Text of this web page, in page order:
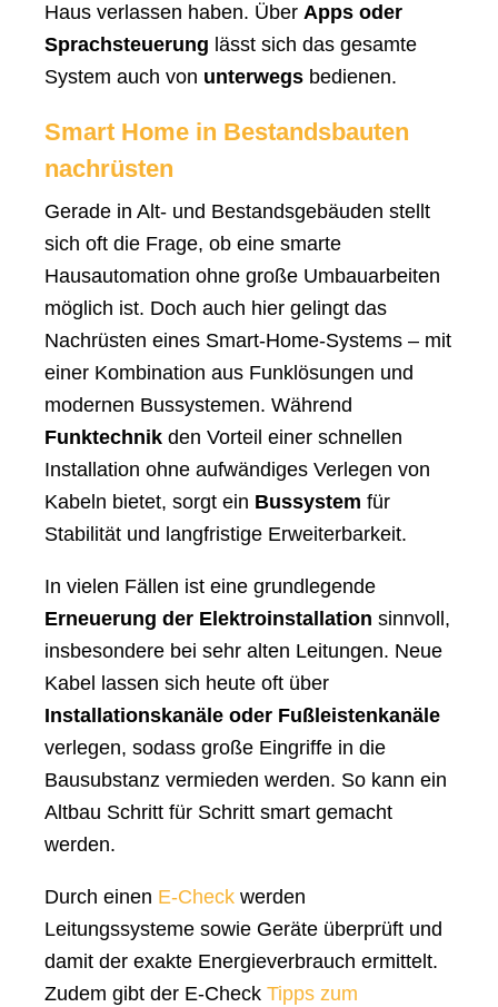
Haus verlassen haben. Über Apps oder
Sprachsteuerung lässt sich das gesamte
System auch von unterwegs bedienen.
Smart Home in Bestandsbauten
nachrüsten
Gerade in Alt- und Bestandsgebäuden stellt
sich oft die Frage, ob eine smarte
Hausautomation ohne große Umbauarbeiten
möglich ist. Doch auch hier gelingt das
Nachrüsten eines Smart-Home-Systems – mit
einer Kombination aus Funklösungen und
modernen Bussystemen. Während
Funktechnik den Vorteil einer schnellen
Installation ohne aufwändiges Verlegen von
Kabeln bietet, sorgt ein Bussystem für
Stabilität und langfristige Erweiterbarkeit.
In vielen Fällen ist eine grundlegende
Erneuerung der Elektroinstallation sinnvoll,
insbesondere bei sehr alten Leitungen. Neue
Kabel lassen sich heute oft über
Installationskanäle oder Fußleistenkanäle
verlegen, sodass große Eingriffe in die
Bausubstanz vermieden werden. So kann ein
Altbau Schritt für Schritt smart gemacht
werden.
Durch einen E-Check werden
Leitungssysteme sowie Geräte überprüft und
damit der exakte Energieverbrauch ermittelt.
Zudem gibt der E-Check Tipps zum